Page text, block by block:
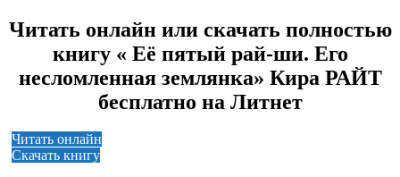
Читать онлайн или скачать полностью
книгу « Её пятый рай-ши. Его
несломленная землянка» Кира РАЙТ
бесплатно на Литнет
Читать онлайн
Скачать книгу